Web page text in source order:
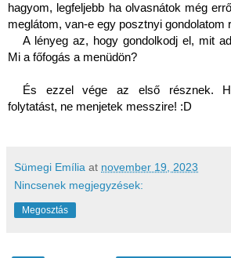
hagyom, legfeljebb ha olvasnátok még
meglátom, van-e egy posztnyi gondolatom
A lényeg az, hogy gondolkodj el, mit
Mi a főfogás a menüdön?
És ezzel vége az első résznek.
folytatást, ne menjetek messzire! :D
Sümegi Emília at november 19, 2023
Nincsenek megjegyzések:
Megosztás